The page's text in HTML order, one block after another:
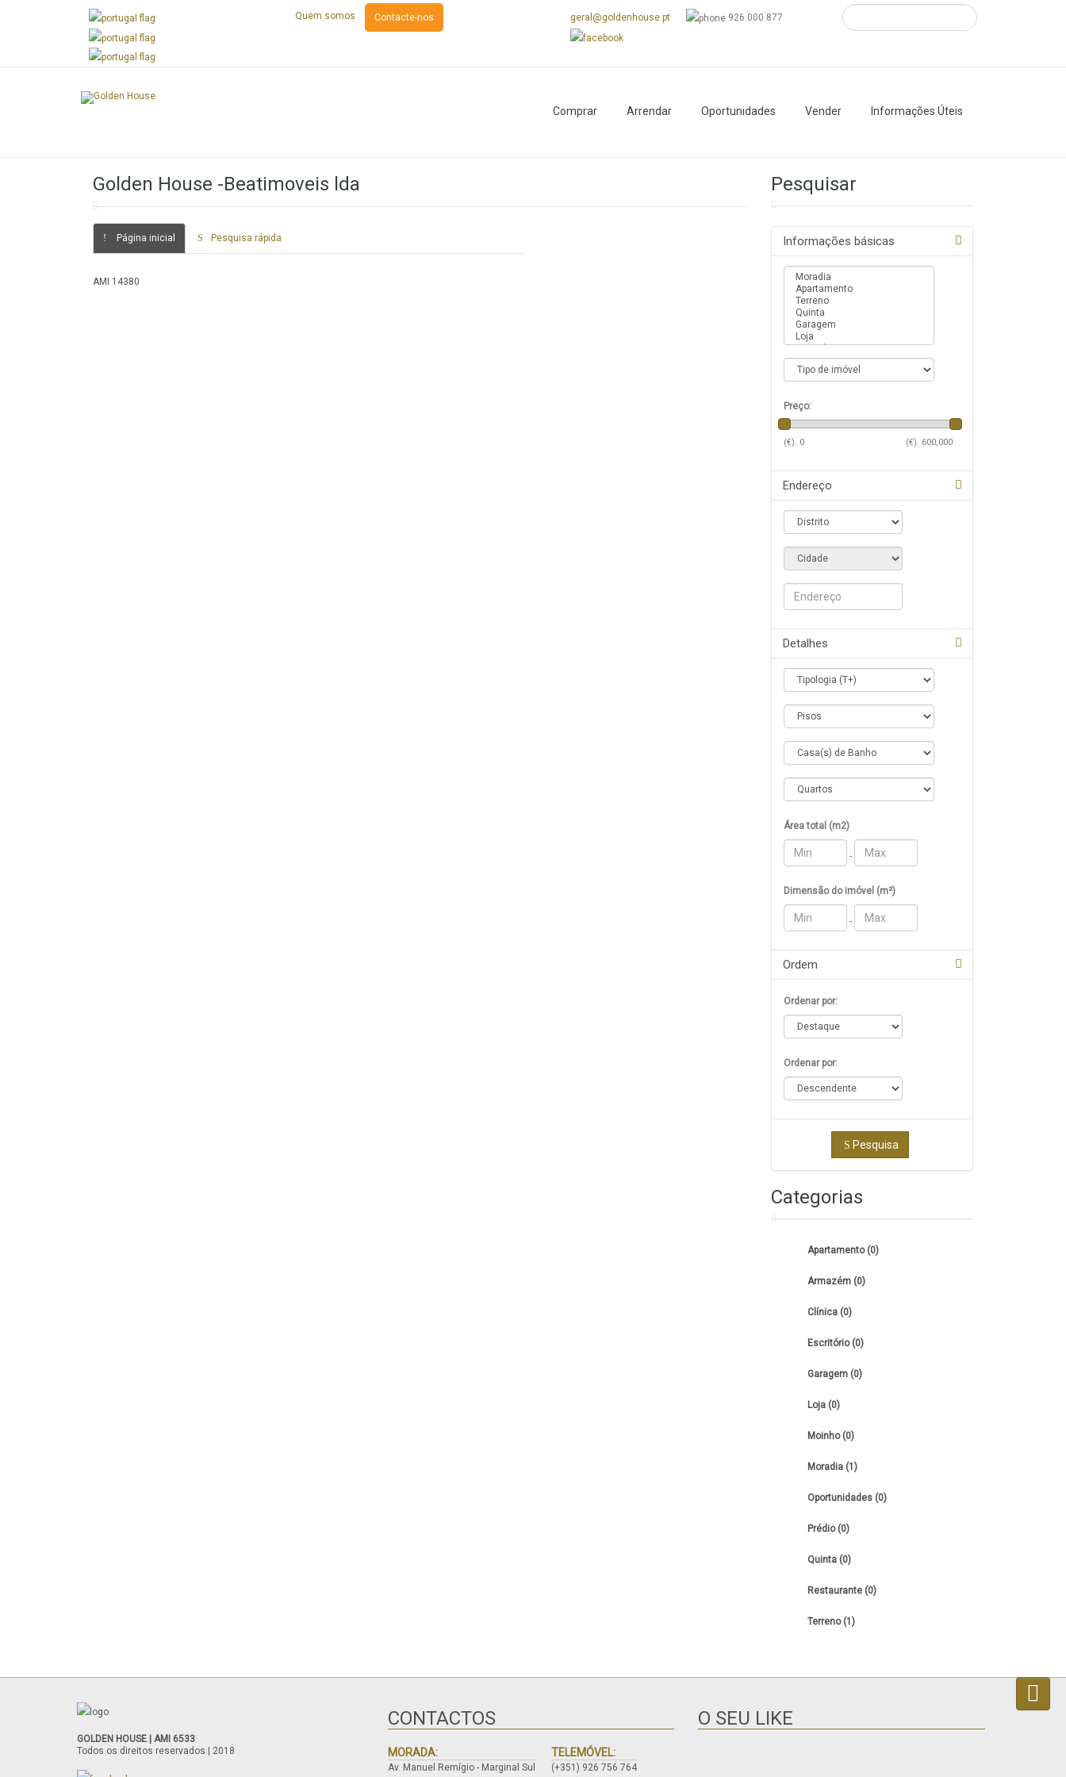
Quem somos Contacte-nos geral@goldenhouse.pt 926 000 877
Comprar Arrendar Oportunidades Vender Informações Úteis
Golden House -Beatimoveis lda
Página inicial Pesquisa rápida
AMI 14380
Pesquisar
Informações básicas
Preço:
(€). 0 (€). 600,000
Endereço
Detalhes
Área total (m2)
-
Dimensão do imóvel (m²)
-
Ordem
Ordenar por:
Ordenar por:
Pesquisa
Categorias
Apartamento (0)
Armazém (0)
Clínica (0)
Escritório (0)
Garagem (0)
Loja (0)
Moinho (0)
Moradia (1)
Oportunidades (0)
Prédio (0)
Quinta (0)
Restaurante (0)
Terreno (1)
GOLDEN HOUSE | AMI 6533
Todos os direitos reservados | 2018
CONTACTOS
MORADA:
Av. Manuel Remígio - Marginal Sul
TELEMÓVEL:
(+351) 926 756 764
O SEU LIKE